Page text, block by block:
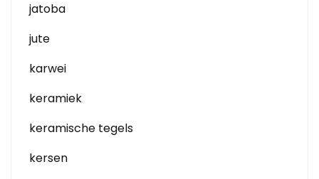
jatoba
jute
karwei
keramiek
keramische tegels
kersen